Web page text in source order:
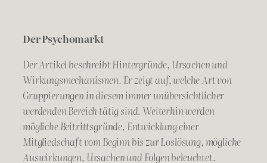
Der Psychomarkt
Der Artikel beschreibt Hintergründe, Ursachen und
Wirkungsmechanismen. Er zeigt auf, welche Art von
Gruppierungen in diesem immer unübersichtlicher
werdenden Bereich tätig sind. Weiterhin werden
mögliche Beitrittsgründe, Entwicklung einer
Mitgliedschaft vom Beginn bis zur Loslösung, mögliche
Auswirkungen, Ursachen und Folgen beleuchtet.